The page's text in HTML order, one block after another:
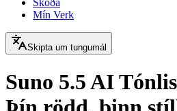
Skoða
Mín Verk
Skipta um tungumál
Suno 5.5 AI